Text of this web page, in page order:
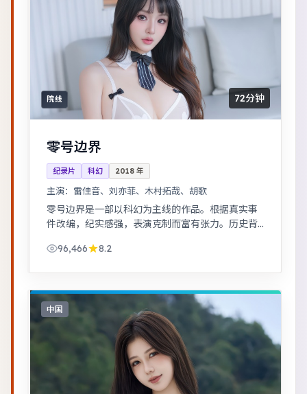
院线 72分钟
零号边界
纪录片 科幻 2018 年
主演： 雷佳音、刘亦菲、木村拓哉、胡歌
零号边界是一部以科幻为主线的作品。根据真实事
件改编，纪实感强，表演克制而富有张力。历史背
96,466
8.2
中国